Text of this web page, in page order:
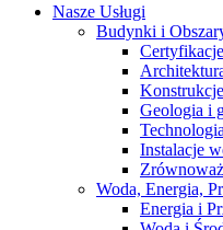
Nasze Usługi
Budynki i
Geologia i
Instalacje
Woda, Energia,
Energia i